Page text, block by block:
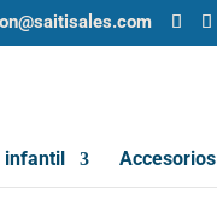
infantil Accesorios